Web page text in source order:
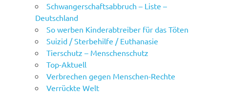
Schwangerschaftsabbruch – Liste –
Deutschland
So werben Kinderabtreiber für das Töten
Suizid / Sterbehilfe / Euthanasie
Tierschutz – Menschenschutz
Top-Aktuell
Verbrechen gegen Menschen-Rechte
Verrückte Welt